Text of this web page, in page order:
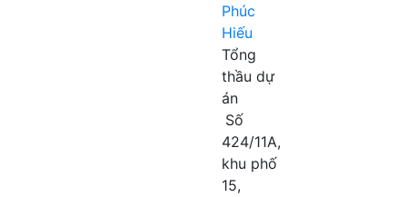
Phúc
Hiếu
Tổng
thầu dự
án
Số
424/11A,
khu phố
15,